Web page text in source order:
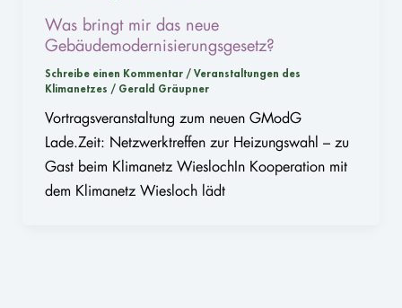
Was bringt mir das neue
Gebäudemodernisierungsgesetz?
Schreibe einen Kommentar / Veranstaltungen des
Klimanetzes / Gerald Gräupner
Vortragsveranstaltung zum neuen GModG
Lade.Zeit: Netzwerktreffen zur Heizungswahl – zu
Gast beim Klimanetz WieslochIn Kooperation mit
dem Klimanetz Wiesloch lädt